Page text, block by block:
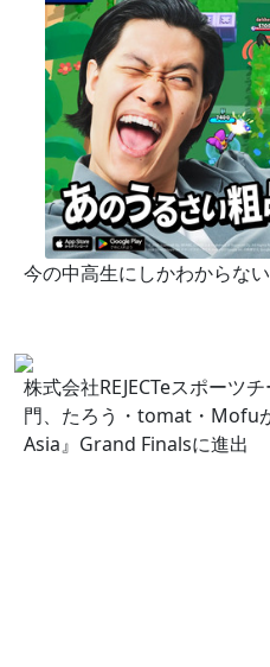
今の中高生にしかわからな
株式会社REJECTeスポーツ
門、たろう・tomat・Mofu
Asia』Grand Finalsに進出